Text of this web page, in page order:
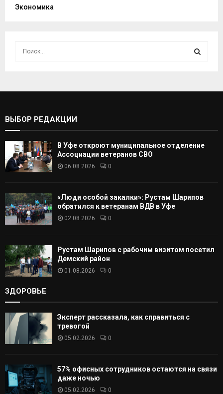
Экономика
С
А
ВЫБОР РЕДАКЦИИ
В Уфе откроют муниципальное отделение
Ассоциации ветеранов СВО
06.08.2026 0
«Люди особой закалки»: Рустам Шарипов
обратился к ветеранам ВДВ в Уфе
02.08.2026 0
Рустам Шарипов с рабочим визитом посетил
Демский район
01.08.2026 0
ЗДОРОВЬЕ
Эксперт рассказала, как справиться с
тревогой
05.02.2026 0
57% офисных сотрудников остаются на связи
даже ночью
05.02.2026 0